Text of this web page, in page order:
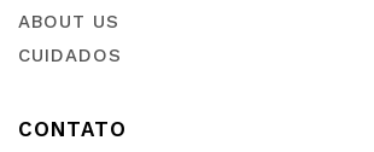
ABOUT US
CUIDADOS